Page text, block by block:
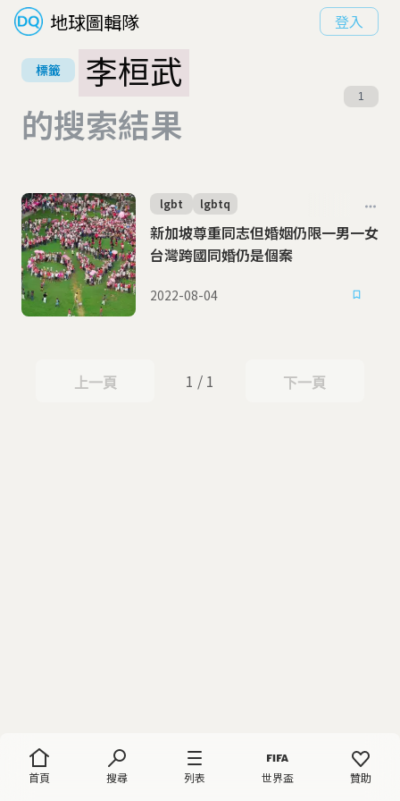
地球圖輯隊 登入
首頁 搜尋 列表 世界盃 贊助
標籤
李桓武
的搜索結果
1
新加坡尊重同志但婚姻仍限一男一女
台灣跨國同婚仍是個案
lgbt lgbtq
2022-08-04
上一頁
上一頁 1 / 1 下一頁
下一頁